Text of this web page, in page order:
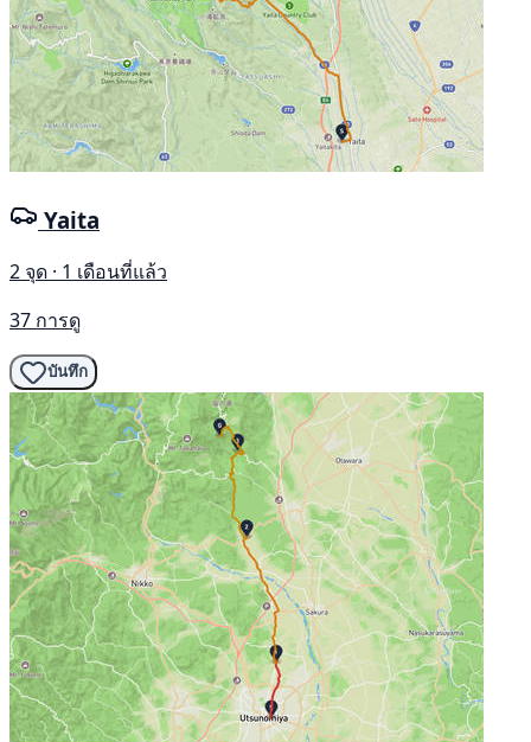
Yaita
2 จุด · 1 เดือนที่แล้ว
37 การดู
บันทึก